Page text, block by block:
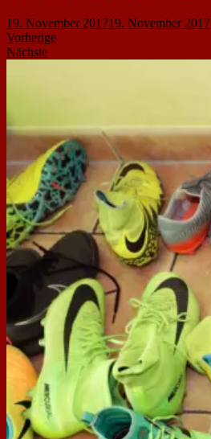
19. November 201719. November 2017
Vorherige
Nächste